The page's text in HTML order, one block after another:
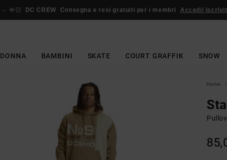
🤟🏻 DC CREW Consegna e resi gratuiti per i membri Accedi/
DONNA BAMBINI SKATE COURT GRAFFIK SNOW
Home